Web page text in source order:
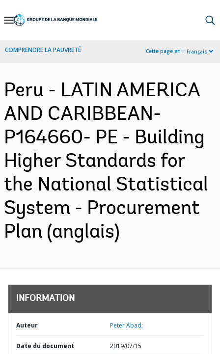
Skip
Navigation
COMPRENDRE LA PAUVRETÉ Cette page en : Français
Peru - LATIN AMERICA
AND CARIBBEAN-
P164660- PE - Building
Higher Standards for
the National Statistical
System - Procurement
Plan (anglais)
INFORMATION
Auteur Peter Abad;
Date du document 2019/07/15